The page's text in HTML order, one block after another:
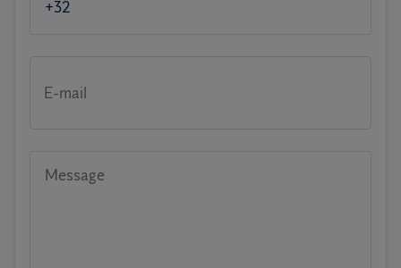
E-mail
Message